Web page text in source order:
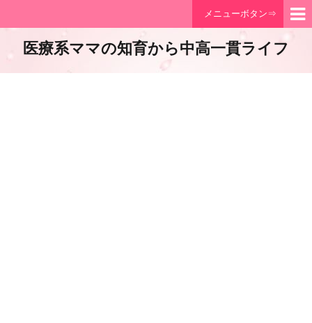
メニューボタン⇒
医療系ママの知育から中高一貫ライフ